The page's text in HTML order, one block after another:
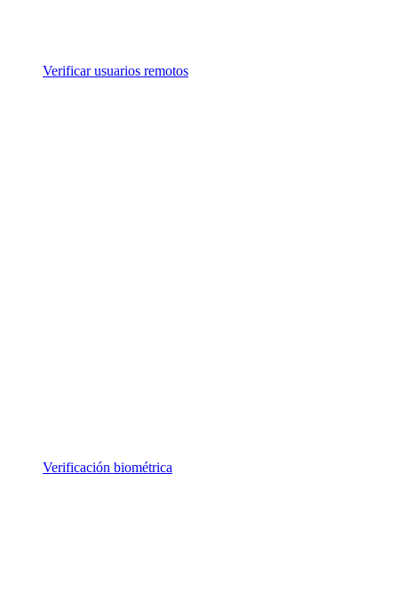
Verificar usuarios remotos
Verificación biométrica